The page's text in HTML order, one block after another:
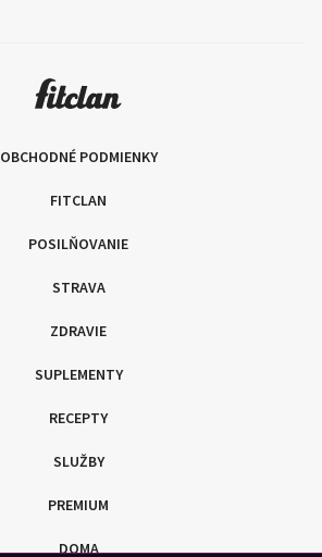
OBCHODNÉ PODMIENKY
FITCLAN
POSILŇOVANIE
STRAVA
ZDRAVIE
SUPLEMENTY
RECEPTY
SLUŽBY
PREMIUM
DOMA